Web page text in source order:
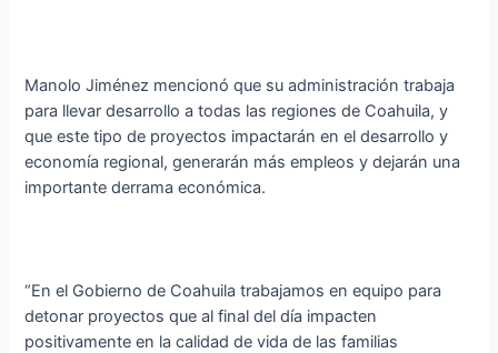
Manolo Jiménez mencionó que su administración trabaja
para llevar desarrollo a todas las regiones de Coahuila, y
que este tipo de proyectos impactarán en el desarrollo y
economía regional, generarán más empleos y dejarán una
importante derrama económica.
“En el Gobierno de Coahuila trabajamos en equipo para
detonar proyectos que al final del día impacten
positivamente en la calidad de vida de las familias